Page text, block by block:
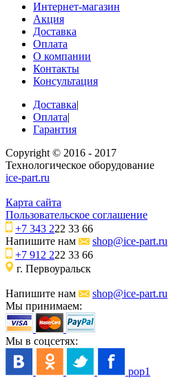
Интернет-магазин
Акция
Доставка
Оплата
О компании
Контакты
Консультация
Доставка|
Оплата|
Гарантия
Copyright © 2016 - 2017
Технологическое оборудование
ice-part.ru
Карта сайта
Пользовательское соглашение
+7 343 222 33 66
Напишите нам
shop@ice-part.ru
+7 912 222 33 66
г. Первоуральск
Напишите нам
shop@ice-part.ru
Мы принимаем:
Мы в соцсетях:
pop1